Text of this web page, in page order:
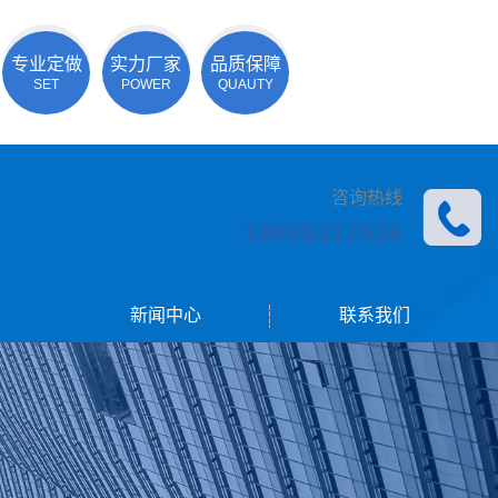
专业定做
SET
实力厂家
POWER
品质保障
QUAUTY
咨询热线
19895317516
新闻中心 联系我们